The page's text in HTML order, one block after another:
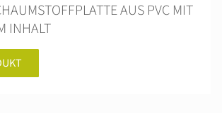
AUS PVC MIT
INHALT